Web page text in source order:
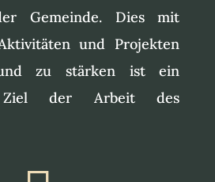
Gemeinde. Dies mit
und Projekten
zu stärken ist ein
Ziel der Arbeit des